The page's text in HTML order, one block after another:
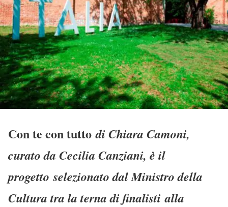
Con te con tuttodi Chiara Camoni,
curato da Cecilia Canziani, è il
progetto selezionato dal Ministro della
Cultura tra la terna di finalisti alla